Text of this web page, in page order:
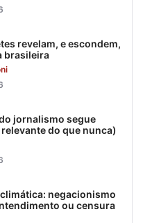
revelam, e escondem,
brasileira
jornalismo segue
do que nunca)
negacionismo
ou censura